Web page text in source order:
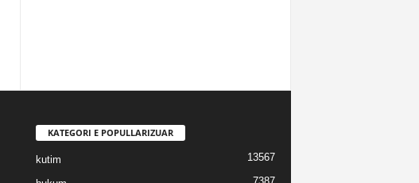
KATEGORI E POPULLARIZUAR
kutim 13567